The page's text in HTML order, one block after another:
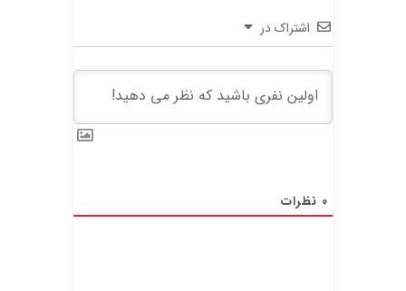
اشتراک در
0 نظرات